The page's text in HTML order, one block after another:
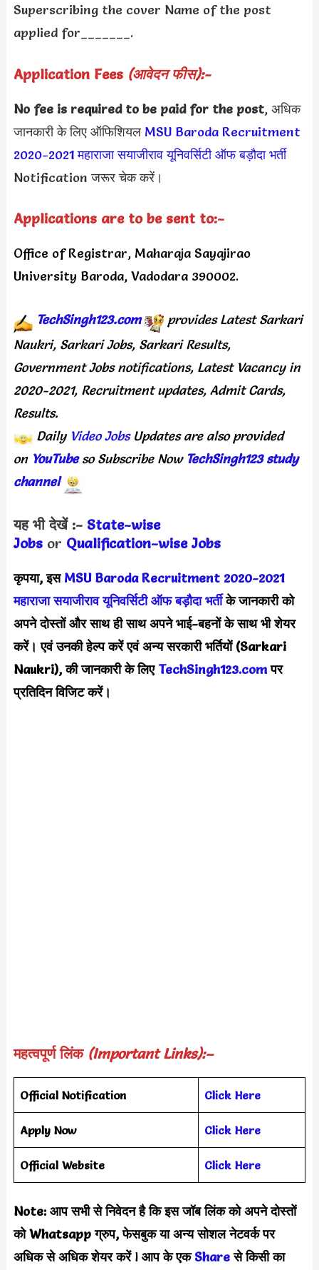
Superscribing the cover Name of the post
applied for_______.
Application Fees (आवेदन फीस):-
No fee is required to be paid for the post, अधिक
जानकारी के लिए ऑफिशियल MSU Baroda Recruitment
2020-2021 महाराजा सयाजीराव यूनिवर्सिटी ऑफ बड़ौदा भर्ती
Notification जरूर चेक करें।
Applications are to be sent to:-
Office of Registrar, Maharaja Sayajirao
University Baroda, Vadodara 390002.
TechSingh123.com
provides Latest Sarkari
Naukri, Sarkari Jobs, Sarkari Results,
Government Jobs notifications, Latest Vacancy in
2020-2021, Recruitment updates, Admit Cards,
Results.
Daily Video JobsUpdates are also provided
on YouTubeso Subscribe Now TechSingh123 study
channel
यह भी देखें :- State-wise
Jobs or Qualification-wise Jobs
कृपया, इस MSU Baroda Recruitment 2020-2021
महाराजा सयाजीराव यूनिवर्सिटी ऑफ बड़ौदा भर्तीके जानकारी को
अपने दोस्तों और साथ ही साथ अपने भाई-बहनों के साथ भी शेयर
करें। एवं उनकी हेल्प करें एवं अन्य सरकारी भर्तियों (Sarkari
Naukri), की जानकारी के लिए TechSingh123.comपर
प्रतिदिन विजिट करें।
महत्वपूर्ण लिंक (Important Links):–
Official Notification Click Here
Apply Now Click Here
Official Website Click Here
Note: आप सभी से निवेदन है कि इस जॉब लिंक को अपने दोस्तों
को Whatsapp ग्रुप, फेसबुक या अन्य सोशल नेटवर्क पर
अधिक से अधिक शेयर करेंl आप के एकShareसे किसी का